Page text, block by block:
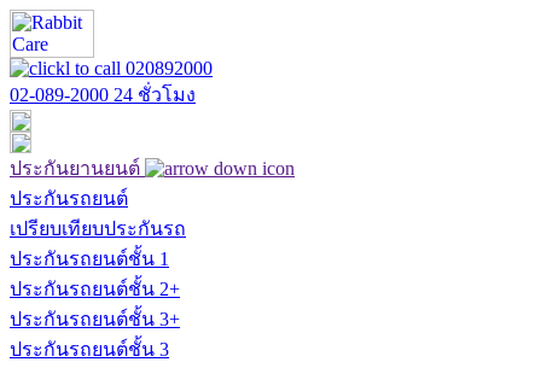
02-089-2000 24 ชั่วโมง
ประกันยานยนต์
ประกันรถยนต์
เปรียบเทียบประกันรถ
ประกันรถยนต์ชั้น 1
ประกันรถยนต์ชั้น 2+
ประกันรถยนต์ชั้น 3+
ประกันรถยนต์ชั้น 3